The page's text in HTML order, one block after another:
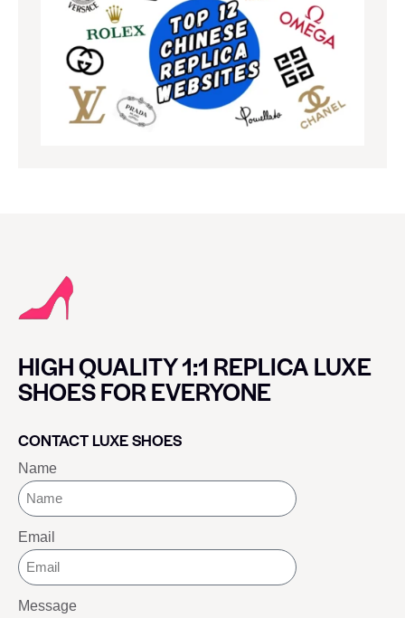
HIGH QUALITY 1:1 REPLICA LUXE
SHOES FOR EVERYONE
CONTACT LUXE SHOES
Name
Email
Message